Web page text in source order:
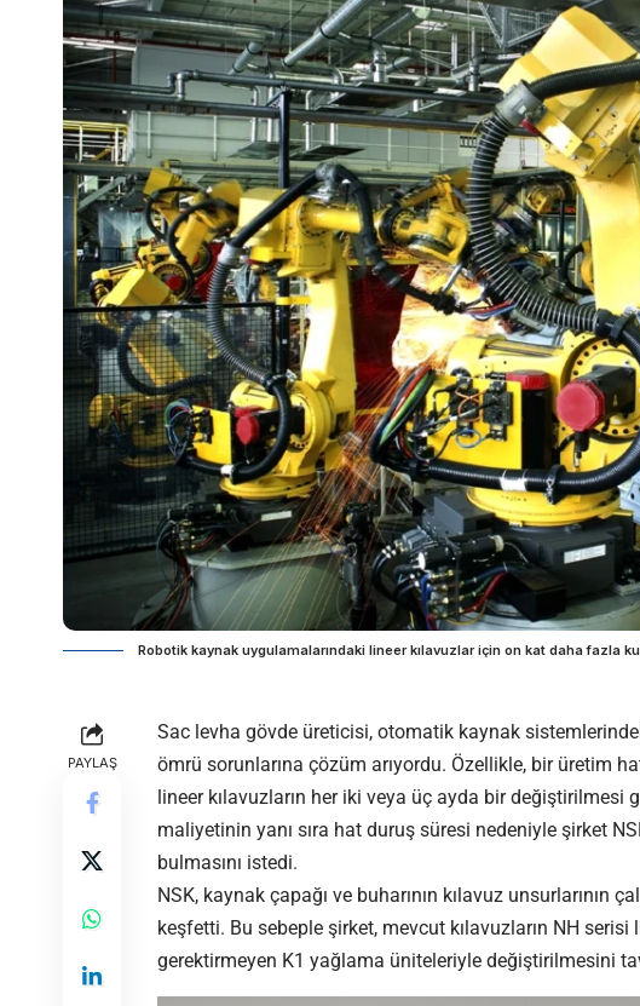
Robotik kaynak uygulamalarındaki lineer kılavuzlar için on kat daha fazla
PAYLAŞ
Sac levha gövde üreticisi, otomatik kaynak
ömrü sorunlarına çözüm arıyordu. Özellikle, bir üretim
lineer kılavuzların her iki veya üç ayda bir değiştirilmesi
maliyetinin yanı sıra hat duruş süresi nedeniyle şirket
bulmasını istedi.
NSK, kaynak çapağı ve buharının kılavuz
keşfetti. Bu sebeple şirket, mevcut kılavuzların NH
gerektirmeyen K1 yağlama üniteleriyle değiştirilmesini